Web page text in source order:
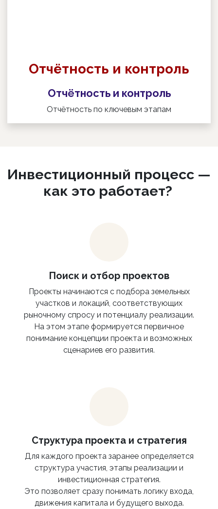
Отчётность и контроль
Отчётность и контроль
Отчётность по ключевым этапам
Инвестиционный процесс —
как это работает?
Поиск и отбор проектов
Проекты начинаются с подбора земельных
участков и локаций, соответствующих
рыночному спросу и потенциалу реализации.
На этом этапе формируется первичное
понимание концепции проекта и возможных
сценариев его развития.
Структура проекта и стратегия
Для каждого проекта заранее определяется
структура участия, этапы реализации и
инвестиционная стратегия.
Это позволяет сразу понимать логику входа,
движения капитала и будущего выхода.